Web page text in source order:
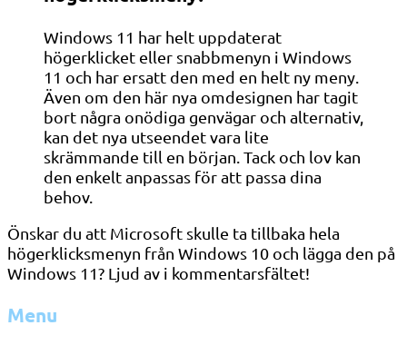
Windows 11 har helt uppdaterat
högerklicket eller snabbmenyn i Windows
11 och har ersatt den med en helt ny meny.
Även om den här nya omdesignen har tagit
bort några onödiga genvägar och alternativ,
kan det nya utseendet vara lite
skrämmande till en början. Tack och lov kan
den enkelt anpassas för att passa dina
behov.
Önskar du att Microsoft skulle ta tillbaka hela
högerklicksmenyn från Windows 10 och lägga den på
Windows 11? Ljud av i kommentarsfältet!
Menu